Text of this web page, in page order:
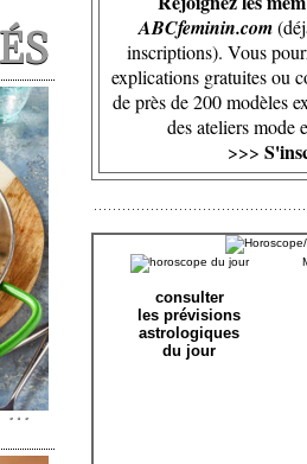
ABCfeminin.com
inscriptions). Vous
explications gratuites ou
de près de 200 modèles
des ateliers mode
>>>
consulter
les prévisions
astrologiques
du jour